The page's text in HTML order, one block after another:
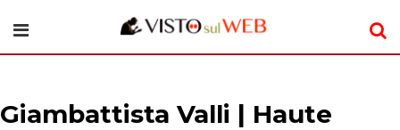
Giambattista Valli | Haute